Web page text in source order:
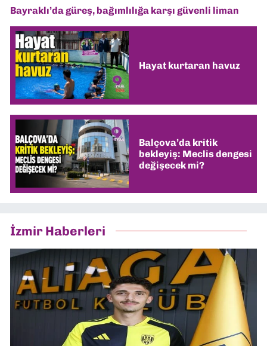
Bayraklı’da güreş, bağımlılığa karşı güvenli liman
Hayat kurtaran havuz
Balçova’da kritik
bekleyiş: Meclis dengesi
değişecek mi?
İzmir Haberleri